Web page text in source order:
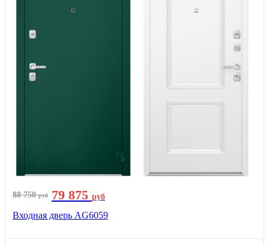
88 750руб 79 875 руб
Входная дверь AG6059